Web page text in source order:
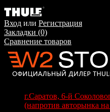
Вход или Регистрация
Закладки (0)
Сравнение товаров
г.Саратов, 6-й
(напротив авторынка